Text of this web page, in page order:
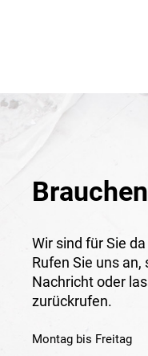
Wir sind für Sie
Rufen Sie uns an,
Nachricht oder
zurückrufen.
Montag bis Freitag